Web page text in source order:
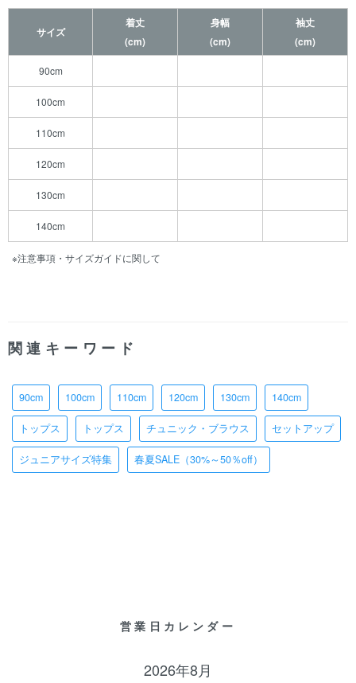
サイズ
着丈
(cm)
身幅
(cm)
袖丈
(cm)
90cm
100cm
110cm
120cm
130cm
140cm
※注意事項・サイズガイドに関して
関連キーワード
90cm 100cm 110cm 120cm 130cm 140cm
トップス トップス チュニック・ブラウス セットアップ
ジュニアサイズ特集 春夏SALE（30%～50％off）
営業日カレンダー
2026年8月